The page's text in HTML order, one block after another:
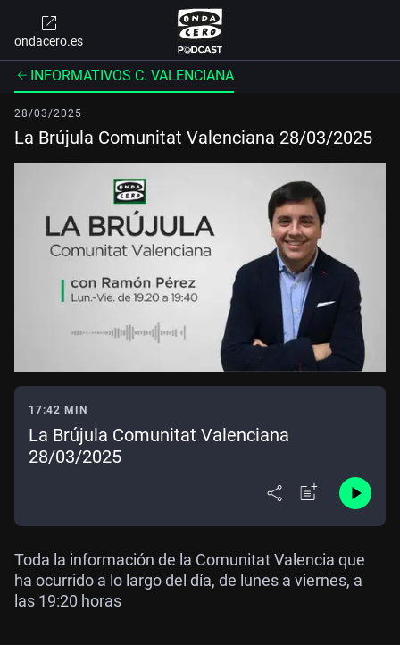
ondacero.es
INFORMATIVOS C. VALENCIANA
28/03/2025
La Brújula Comunitat Valenciana 28/03/2025
17:42 MIN
La Brújula Comunitat Valenciana
28/03/2025
Toda la información de la Comunitat Valencia que
ha ocurrido a lo largo del día, de lunes a viernes, a
las 19:20 horas